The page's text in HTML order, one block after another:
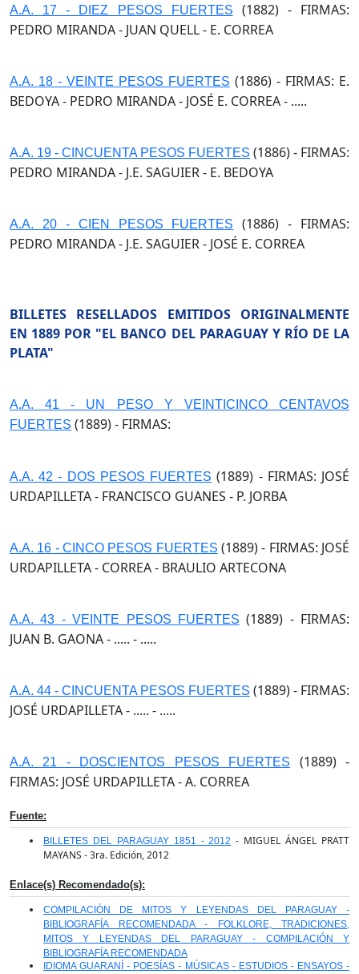
A.A. 17 - DIEZ PESOS FUERTES
(1882) - FIRMAS:
PEDRO MIRANDA - JUAN QUELL - E. CORREA
A.A. 18 - VEINTE PESOS FUERTES (1886) - FIRMAS: E.
BEDOYA - PEDRO MIRANDA - JOSÉ E. CORREA - .....
A.A. 19 - CINCUENTA PESOS FUERTES (1886) - FIRMAS:
PEDRO MIRANDA - J.E. SAGUIER - E. BEDOYA
A.A. 20 - CIEN PESOS FUERTES
(1886) - FIRMAS:
PEDRO MIRANDA - J.E. SAGUIER - JOSÉ E. CORREA
BILLETES RESELLADOS EMITIDOS ORIGINALMENTE
EN 1889 POR "EL BANCO DEL PARAGUAY Y RÍO DE LA
PLATA"
A.A. 41 - UN PESO Y VEINTICINCO CENTAVOS
FUERTES (1889) - FIRMAS:
A.A. 42 - DOS PESOS FUERTES (1889) - FIRMAS: JOSÉ
URDAPILLETA - FRANCISCO GUANES - P. JORBA
A.A. 16 - CINCO PESOS FUERTES (1889) - FIRMAS: JOSÉ
URDAPILLETA - CORREA - BRAULIO ARTECONA
A.A. 43 - VEINTE PESOS FUERTES (1889) - FIRMAS:
JUAN B. GAONA - ..... - .....
A.A. 44 - CINCUENTA PESOS FUERTES (1889) - FIRMAS:
JOSÉ URDAPILLETA - ..... - .....
A.A. 21 - DOSCIENTOS PESOS FUERTES
(1889) -
FIRMAS: JOSÉ URDAPILLETA - A. CORREA
Fuente:
BILLETES DEL PARAGUAY 1851 - 2012 - MIGUEL ÁNGEL PRATT
MAYANS - 3ra. Edición, 2012
Enlace(s) Recomendado(s):
COMPILACIÓN DE MITOS Y LEYENDAS DEL PARAGUAY -
BIBLIOGRAFÍA RECOMENDADA - FOLKLORE, TRADICIONES,
MITOS Y LEYENDAS DEL PARAGUAY - COMPILACIÓN Y
BIBLIOGRAFÍA RECOMENDADA
IDIOMA GUARANÍ - POESÍAS - MÚSICAS - ESTUDIOS - ENSAYOS -